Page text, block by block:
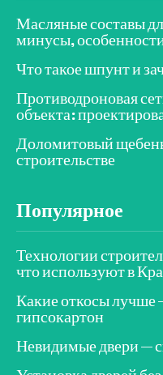
Масляные составы
минусы,
Что такое шпунт и
Противодроновая
объекта:
Доломитовый
строительстве
Популярное
Технологии
что используют в
Какие откосы лучше
гипсокартон
Невидимые двери —